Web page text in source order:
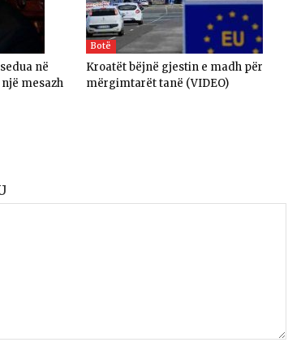
në
mesazh
Botë
Kroatët bëjnë gjestin e madh për
mërgimtarët tanë (VIDEO)